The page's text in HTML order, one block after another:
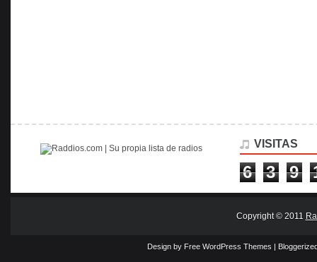
VISITAS
6 3 9
Copyright © 2011
Design by Free WordPress Themes |